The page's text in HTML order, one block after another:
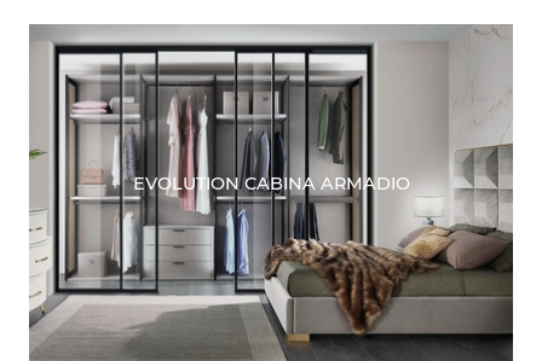
EVOLUTION CABINA ARMADIO